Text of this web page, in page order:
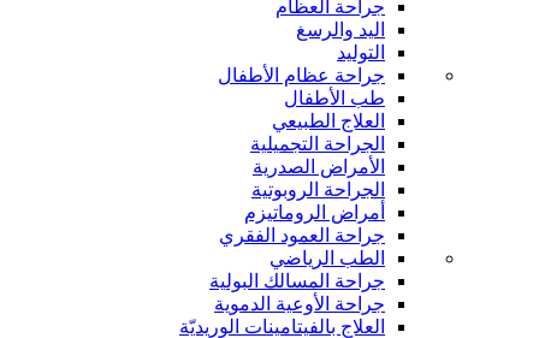
جراحة العظام
اليد والرسغ
التوليد
جراحة عظام الأطفال
طب الأطفال
العلاج الطبيعي
الجراحة التجميلية
الأمراض الصدرية
الجراحة الروبوتية
أمراض الروماتيزم
جراحة العمود الفقري
الطب الرياضي
جراحة المسالك البولية
جراحة الأوعية الدموية
العلاج بالفيتامينات الوريديّة